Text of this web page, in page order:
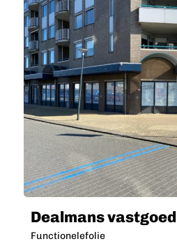
Dealmans vastgoed
Functionelefolie